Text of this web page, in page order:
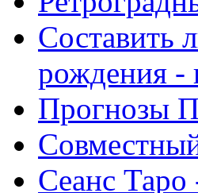
Составить
рождения -
Прогнозы
Сеанс Таро